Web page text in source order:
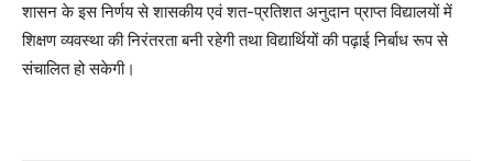
शासन के इस निर्णय से शासकीय एवं शत-प्रतिशत अनुदान प्राप्त विद्यालयों में
शिक्षण व्यवस्था की निरंतरता बनी रहेगी तथा विद्यार्थियों की पढ़ाई निर्बाध रूप से
संचालित हो सकेगी।